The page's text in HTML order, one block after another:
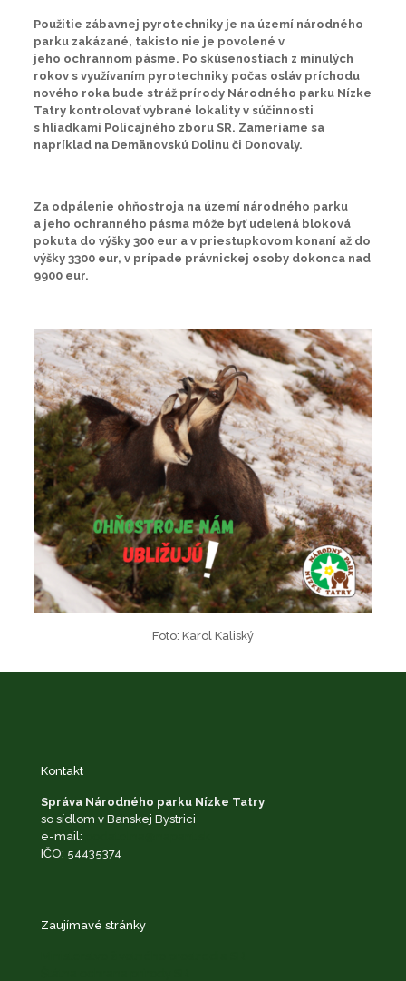
Použitie zábavnej pyrotechniky je na území národného
parku zakázané, takisto nie je povolené v
jeho ochrannom pásme. Po skúsenostiach z minulých
rokov s využívaním pyrotechniky počas osláv príchodu
nového roka bude stráž prírody Národného parku Nízke
Tatry kontrolovať vybrané lokality v súčinnosti
s hliadkami Policajného zboru SR. Zameriame sa
napríklad na Demänovskú Dolinu či Donovaly.
Za odpálenie ohňostroja na území národného parku
a jeho ochranného pásma môže byť udelená bloková
pokuta do výšky 300 eur a v priestupkovom konaní až do
výšky 3300 eur, v prípade právnickej osoby dokonca nad
9900 eur.
Foto: Karol Kaliský
Kontakt
Správa Národného parku Nízke Tatry
so sídlom v Banskej Bystrici
e-mail:
IČO: 54435374
Zaujímavé stránky